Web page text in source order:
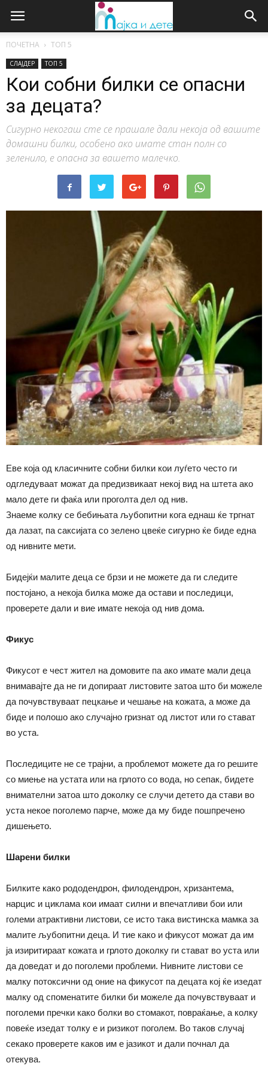
ПОЧЕТНА ТОП 5
СЛАЈДЕР ТОП 5
Кои собни билки се опасни
за децата?
Сигурно некогаш сте се прашале дали некоја од вашите
домашни билки, особено ако имате стан полн со
зеленило, е опасна за вашето малечко.
Еве која од класичните собни билки кои луѓето често ги
одгледуваат можат да предизвикаат некој вид на штета ако
мало дете ги фаќа или проголта дел од нив.
Знаеме колку се бебињата љубопитни кога еднаш ќе тргнат
да лазат, па саксијата со зелено цвеќе сигурно ќе биде една
од нивните мети.
Бидејќи малите деца се брзи и не можете да ги следите
постојано, а некоја билка може да остави и последици,
проверете дали и вие имате некоја од нив дома.
Фикус
Фикусот е чест жител на домовите па ако имате мали деца
внимавајте да не ги допираат листовите затоа што би можеле
да почувствуваат пецкање и чешање на кожата, а може да
биде и полошо ако случајно гризнат од листот или го стават
во уста.
Последиците не се трајни, а проблемот можете да го решите
со миење на устата или на грлото со вода, но сепак, бидете
внимателни затоа што доколку се случи детето да стави во
уста некое поголемо парче, може да му биде пошпречено
дишењето.
Шарени билки
Билките како рододендрон, филодендрон, хризантема,
нарцис и циклама кои имаат силни и впечатливи бои или
големи атрактивни листови, се исто така вистинска мамка за
малите љубопитни деца. И тие како и фикусот можат да им
ја изиритираат кожата и грлото доколку ги стават во уста или
да доведат и до поголеми проблеми. Нивните листови се
малку потоксични од оние на фикусот па децата кој ќе изедат
малку од споменатите билки би можеле да почувствуваат и
поголеми пречки како болки во стомакот, повраќање, а колку
повеќе изедат толку е и ризикот поголем. Во таков случај
секако проверете каков им е јазикот и дали почнал да
отекува.